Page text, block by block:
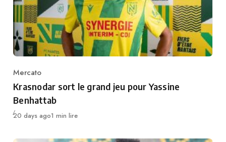
Category
Mercato
Krasnodar sort le grand jeu pour Yassine
Benhattab
Publié
20 days ago1 min lire